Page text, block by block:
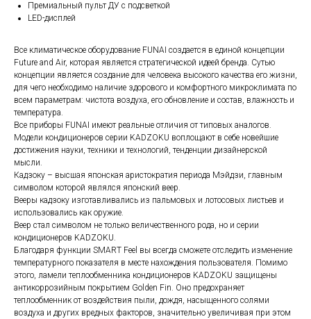
Премиальный пульт ДУ с подсветкой
LED-дисплей
Все климатическое оборудование FUNAI создается в единой концепции
Future and Air, которая является стратегической идеей бренда. Сутью
концепции является создание для человека высокого качества его жизни,
для чего необходимо наличие здорового и комфортного микроклимата по
всем параметрам: чистота воздуха, его обновление и состав, влажность и
температура.
Все приборы FUNAI имеют реальные отличия от типовых аналогов.
Модели кондиционеров серии KADZOKU воплощают в себе новейшие
достижения науки, техники и технологий, тенденции дизайнерской
мысли.
Кадзоку – высшая японская аристократия периода Мэйдзи, главным
символом которой являлся японский веер.
Вееры кадзоку изготавливались из пальмовых и лотосовых листьев и
использовались как оружие.
Веер стал символом не только величественного рода, но и серии
кондиционеров KADZOKU.
Благодаря функции SMART Feel вы всегда сможете отследить изменение
температурного показателя в месте нахождения пользователя. Помимо
этого, ламели теплообменника кондиционеров KADZOKU защищены
антикоррозийным покрытием Golden Fin. Оно предохраняет
теплообменник от воздействия пыли, дождя, насыщенного солями
воздуха и других вредных факторов, значительно увеличивая при этом